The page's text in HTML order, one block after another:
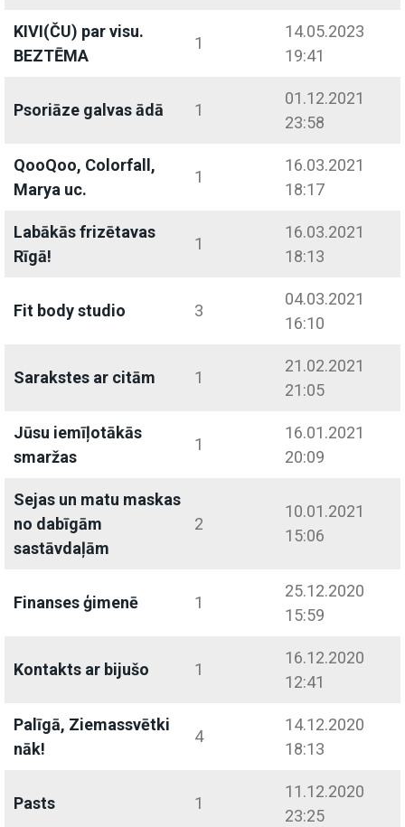
KIVI(ČU) par visu.
BEZTĒMA
1
14.05.2023
19:41
Psoriāze galvas ādā 1
01.12.2021
23:58
QooQoo, Colorfall,
Marya uc.
1
16.03.2021
18:17
Labākās frizētavas
Rīgā!
1
16.03.2021
18:13
Fit body studio 3
04.03.2021
16:10
Sarakstes ar citām 1
21.02.2021
21:05
Jūsu iemīļotākās
smaržas
1
16.01.2021
20:09
Sejas un matu maskas
no dabīgām
sastāvdaļām
2
10.01.2021
15:06
Finanses ģimenē 1
25.12.2020
15:59
Kontakts ar bijušo 1
16.12.2020
12:41
Palīgā, Ziemassvētki
nāk!
4
14.12.2020
18:13
Pasts 1
11.12.2020
23:25